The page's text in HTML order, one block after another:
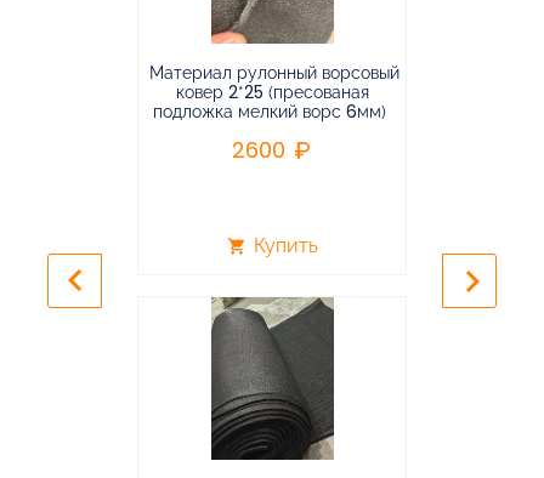
Материал рулонный ворсовый
ковер 2*25 (пресованая
подложка мелкий ворс 6мм)
2600
shopping_cart Купить
keyboard_arrow_left keyboard_arrow_right